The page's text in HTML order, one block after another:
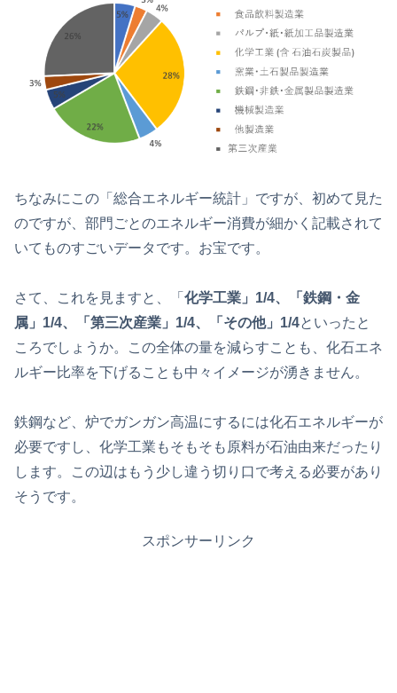
ちなみにこの「総合エネルギー統計」ですが、初めて見た
のですが、部門ごとのエネルギー消費が細かく記載されて
いてものすごいデータです。お宝です。
さて、これを見ますと、「 化学工業」1/4、「鉄鋼・金
属」1/4、「第三次産業」1/4、「その他」1/4といったと
ころでしょうか。この全体の量を減らすことも、化石エネ
ルギー比率を下げることも中々イメージが湧きません。
鉄鋼など、炉でガンガン高温にするには化石エネルギーが
必要ですし、化学工業もそもそも原料が石油由来だったり
します。この辺はもう少し違う切り口で考える必要があり
そうです。
スポンサーリンク